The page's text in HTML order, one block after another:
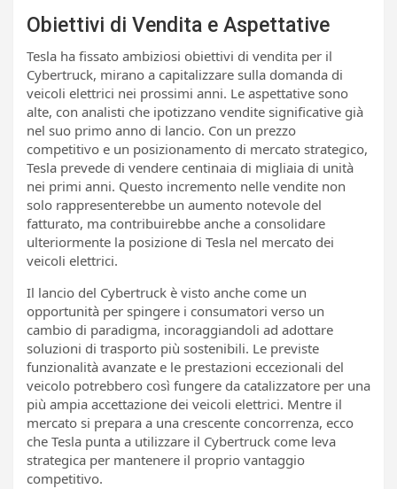
Obiettivi di Vendita e Aspettative
Tesla ha fissato ambiziosi obiettivi di vendita per il
Cybertruck, mirano a capitalizzare sulla domanda di
veicoli elettrici nei prossimi anni. Le aspettative sono
alte, con analisti che ipotizzano vendite significative già
nel suo primo anno di lancio. Con un prezzo
competitivo e un posizionamento di mercato strategico,
Tesla prevede di vendere centinaia di migliaia di unità
nei primi anni. Questo incremento nelle vendite non
solo rappresenterebbe un aumento notevole del
fatturato, ma contribuirebbe anche a consolidare
ulteriormente la posizione di Tesla nel mercato dei
veicoli elettrici.
Il lancio del Cybertruck è visto anche come un
opportunità per spingere i consumatori verso un
cambio di paradigma, incoraggiandoli ad adottare
soluzioni di trasporto più sostenibili. Le previste
funzionalità avanzate e le prestazioni eccezionali del
veicolo potrebbero così fungere da catalizzatore per una
più ampia accettazione dei veicoli elettrici. Mentre il
mercato si prepara a una crescente concorrenza, ecco
che Tesla punta a utilizzare il Cybertruck come leva
strategica per mantenere il proprio vantaggio
competitivo.